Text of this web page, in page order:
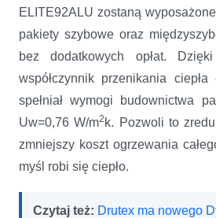
ELITE92ALU zostaną
pakiety szybowe oraz
bez dodatkowych opłat.
współczynnik przenikania
spełniał wymogi budownictwa
Uw=0,76 W/m2 k. Pozwoli to
zmniejszy koszt ogrzewania
myśl robi się ciepło.
Czytaj też: Drutex ma nowego